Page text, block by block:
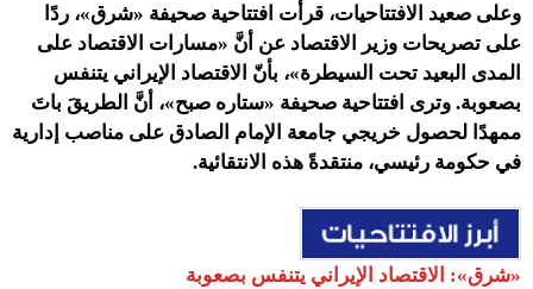
وعلى صعيد الافتتاحيات، قرأت افتتاحية صحيفة «شرق»، ردًا
على تصريحات وزير الاقتصاد عن أنَّ «مسارات الاقتصاد على
المدى البعيد تحت السيطرة»، بأنّ الاقتصاد الإيراني يتنفس
بصعوبة. وترى افتتاحية صحيفة «ستاره صبح»، أنَّ الطريقَ باتَ
ممهدًا لحصول خريجي جامعة الإمام الصادق على مناصب إدارية
في حكومة رئيسي، منتقدةً هذه الانتقائية.
«شرق»: الاقتصاد الإيراني يتنفس بصعوبة